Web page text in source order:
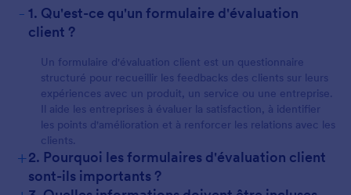
- 1. Qu'est-ce qu'un formulaire d'évaluation
client ?
Un formulaire d'évaluation client est un questionnaire
structuré pour recueillir les feedbacks des clients sur leurs
expériences avec un produit, un service ou une entreprise.
Il aide les entreprises à évaluer la satisfaction, à identifier
les points d'amélioration et à renforcer les relations avec les
clients.
+2. Pourquoi les formulaires d'évaluation client
sont-ils importants ?